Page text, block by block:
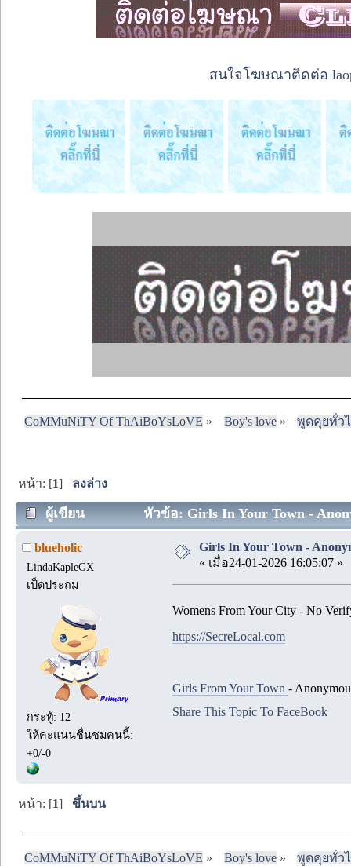
สนใจโฆษณาติดต่อ
CoMMuNiTY Of ThAiBoYsLoVE » Boy's love» พูดคุยทั่ว
หน้า: [1] ลงล่าง
ผู้เขียน หัวข้อ: Girls In Your Town -
blueholic
LindaKapleGX
เป็ดประถม
กระทู้: 12
ให้คะแนนชื่นชมคนนี้:
+0/-0
Girls In Your Town -
« เมื่อ24-01-2026 16:05:07 »
Womens From Your City - No
https://SecreLocal.com
Girls From Your Town -
Share This Topic To FaceBook
หน้า: [1]ขึ้นบน
CoMMuNiTY Of ThAiBoYsLoVE » Boy's love» พูดคุยทั่ว